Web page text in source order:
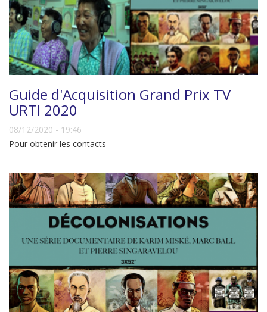
Guide d'Acquisition Grand Prix TV
URTI 2020
08/12/2020 - 19:46
Pour obtenir les contacts